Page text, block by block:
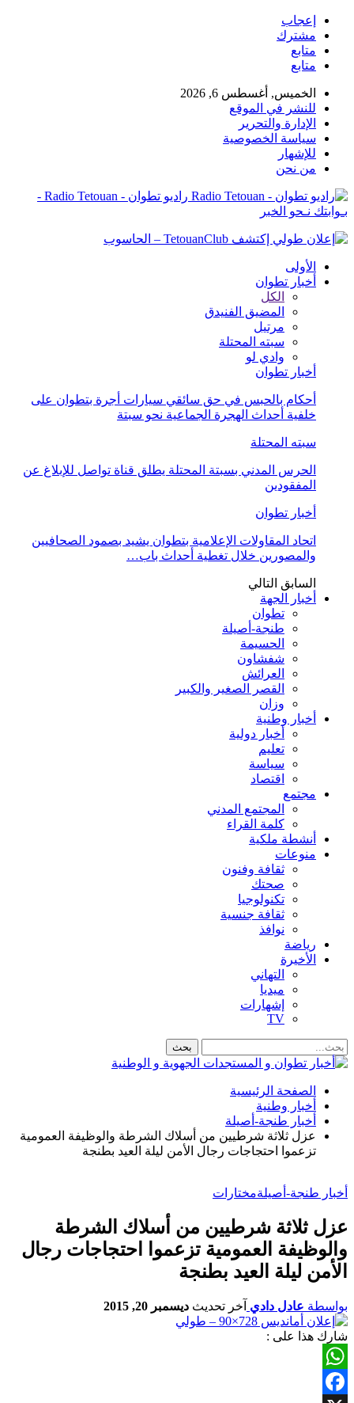
إعجاب
مشترك
متابع
متابع
الخميس, أغسطس 6, 2026
للنشر في الموقع
الإدارة والتحرير
سياسة الخصوصية
للإشهار
من نحن
راديو تطوان - Radio Tetouan -
بـوابتك نـحو الخبر
الأولى
أخبار تطوان
الكل
المضيق الفنيدق
مرتيل
سبته المحتلة
وادي لو
أخبار تطوان
أحكام بالحبس في حق سائقي سيارات أجرة بتطوان على
خلفية أحداث الهجرة الجماعية نحو سبتة
سبته المحتلة
الحرس المدني بسبتة المحتلة يطلق قناة تواصل للإبلاغ عن
المفقودين
أخبار تطوان
اتحاد المقاولات الإعلامية بتطوان يشيد بصمود الصحافيين
والمصورين خلال تغطية أحداث باب…
السابق التالي
أخبار الجهة
تطوان
طنجة-أصيلة
الحسيمة
شفشاون
العرائش
القصر الصغير والكبير
وزان
أخبار وطنية
أخبار دولية
تعليم
سياسة
اقتصاد
مجتمع
المجتمع المدني
كلمة القراء
أنشطة ملكية
منوعات
ثقافة وفنون
صحتك
تكنولوجيا
ثقافة جنسية
نوافذ
رياضة
الأخيرة
التهاني
ميديا
إشهارات
TV
الصفحة الرئيسية
أخبار وطنية
أخبار طنجة-أصيلة
عزل ثلاثة شرطيين من أسلاك الشرطة والوظيفة العمومية
تزعموا احتجاجات رجال الأمن ليلة العيد بطنجة
أخبار طنجة-أصيلةمختارات
عزل ثلاثة شرطيين من أسلاك الشرطة
والوظيفة العمومية تزعموا احتجاجات رجال
الأمن ليلة العيد بطنجة
بواسطة عادل دادي آخر تحديث ديسمبر 20, 2015
شارك هذا على :
WhatsApp